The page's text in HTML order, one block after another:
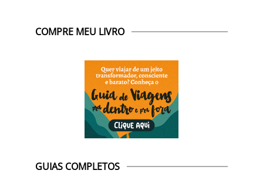
COMPRE MEU LIVRO
GUIAS COMPLETOS